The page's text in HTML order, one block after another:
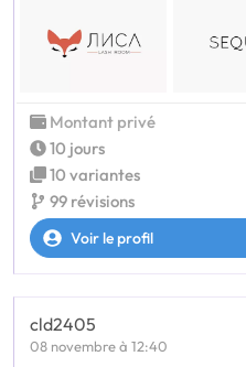
Montant privé
10 jours
10 variantes
99 révisions
Voir le profil
cld2405
08 novembre à 12:40